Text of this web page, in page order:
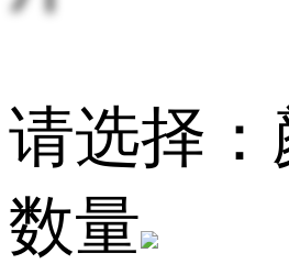
请选择：
数量